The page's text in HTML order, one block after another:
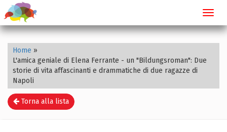
Home »
L'amica geniale di Elena Ferrante - un "Bildungsroman": Due
storie di vita affascinanti e drammatiche di due ragazze di
Napoli
Torna alla lista